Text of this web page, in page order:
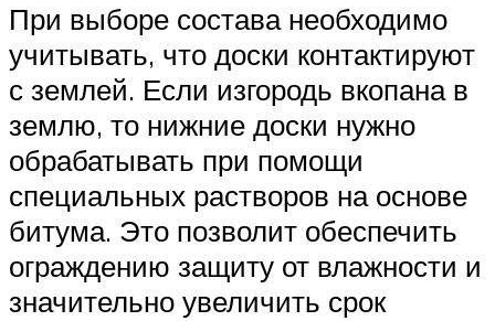
При выборе состава необходимо
учитывать, что доски контактируют
с землей. Если изгородь вкопана в
землю, то нижние доски нужно
обрабатывать при помощи
специальных растворов на основе
битума. Это позволит обеспечить
ограждению защиту от влажности и
значительно увеличить срок